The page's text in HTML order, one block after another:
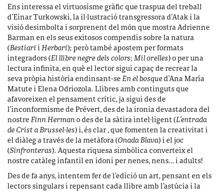
Ens interessa el virtuosisme gràfic que traspua del treball
d’Einar Turkowski, la il·lustració transgressora d’Atak i la
visió desimbolta i sorprenent del món que mostra Adrienne
Barman en els seus exitosos compendis sobre la natura
(Bestiari iHerbari); però també apostem per formats
integradors (El llibre negre dels colors; Mil orelles) o per una
lectura infinita, en què el lector sigui capaç de recrear la
seva pròpia història endinsant-se En el bosqued’Ana María
Matute i Elena Odriozola. Llibres amb continguts que
afavoreixen el pensament crític, ja sigui des de
l’inconformisme de Prévert, des de la ironia devastadora del
nostre Finn Hermano des de la sàtira intel·ligent (L’entrada
de Crist a Brussel·les) i, és clar , que fomenten la creativitat i
el diàleg a través de la metàfora (Onada Blava) i el joc
(Sinfronteras). Aquesta riquesa simbòlica converteix el
nostre catàleg infantil en idoni per nenes, nens… i adults!
Des de fa anys, intentem fer de l’edició un art, pensant en els
lectors singulars i repensant cada llibre amb l’astúcia i la